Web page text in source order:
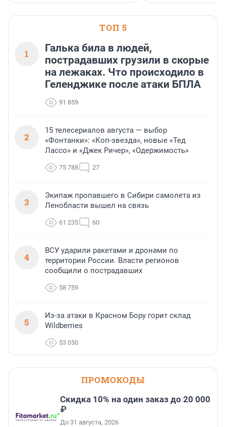
ТОП 5
1
Галька била в людей,
пострадавших грузили в скорые
на лежаках. Что происходило в
Геленджике после атаки БПЛА
91 859
2
15 телесериалов августа — выбор
«Фонтанки»: «Коп-звезда», новые «Тед
Лассо» и «Джек Ричер», «Одержимость»
75 788 27
3
Экипаж пропавшего в Сибири самолета из
Ленобласти вышел на связь
61 235 60
4
ВСУ ударили ракетами и дронами по
территории России. Власти регионов
сообщили о пострадавших
58 759
5
Из-за атаки в Красном Бору горит склад
Wildberries
53 050
ПРОМОКОДЫ
Скидка 10% на один заказ до 20 000
₽
До 31 августа, 2026